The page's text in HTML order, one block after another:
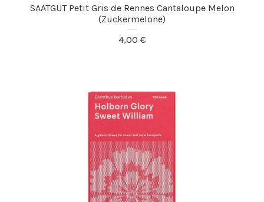
SAATGUT Petit Gris de Rennes Cantaloupe Melon
(Zuckermelone)
4,00 €